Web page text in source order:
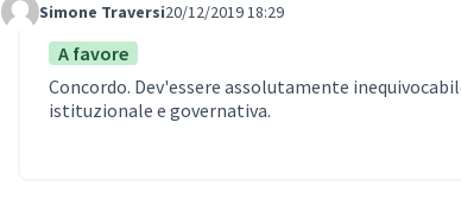
Comment Label
Simone Traversi20/12/2019 18:29
A favore
Concordo. Dev'essere assolutamente
istituzionale e governativa.